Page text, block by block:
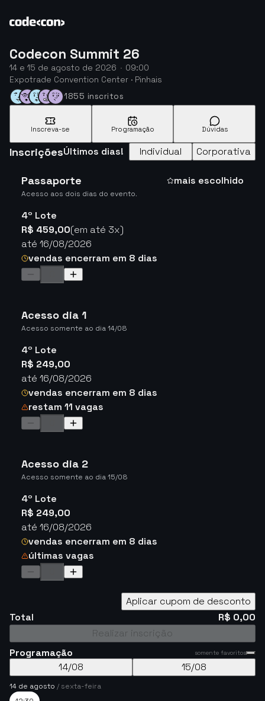
Codecon Summit 26
14 e 15 de agosto de 2026 · 09:00
Expotrade Convention Center · Pinhais
1855 inscritos
Inscreva-se Programação Dúvidas
InscriçõesÚltimos dias! Individual Corporativa
Passaporte mais escolhido
Acesso aos dois dias do evento.
4º Lote
R$ 459,00(em até 3x)
até 16/08/2026
vendas encerram em 8 dias
Acesso dia 1
Acesso somente ao dia 14/08
4º Lote
R$ 249,00
até 16/08/2026
vendas encerram em 8 dias
restam 11 vagas
Acesso dia 2
Acesso somente ao dia 15/08
4º Lote
R$ 249,00
até 16/08/2026
vendas encerram em 8 dias
últimas vagas
Aplicar cupom de desconto
Total
R$ 0,00
Realizar inscrição
Programação
somente favoritos
14/08 15/08
14 de agosto / sexta-feira